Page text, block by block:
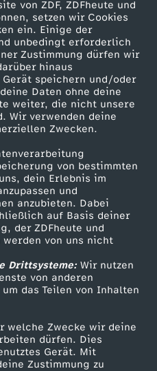
von ZDF, ZDFheute und
setzen wir Cookies
ein. Einige der
unbedingt erforderlich
Zustimmung dürfen wir
hinaus
speichern und/oder
Daten ohne deine
weiter, die nicht unsere
Wir verwenden deine
Zwecken.
von bestimmten
dein Erlebnis im
und
anzubieten. Dabei
auf Basis deiner
der ZDFheute und
von uns nicht
Drittsysteme:Wir nutzen
von anderen
das Teilen von Inhalten
welche Zwecke wir deine
dürfen. Dies
Gerät. Mit
Zustimmung zu
Service
ZDFmitreden
Kontakt zum ZDF
Tickets
Zuschauerservice
Hilfe